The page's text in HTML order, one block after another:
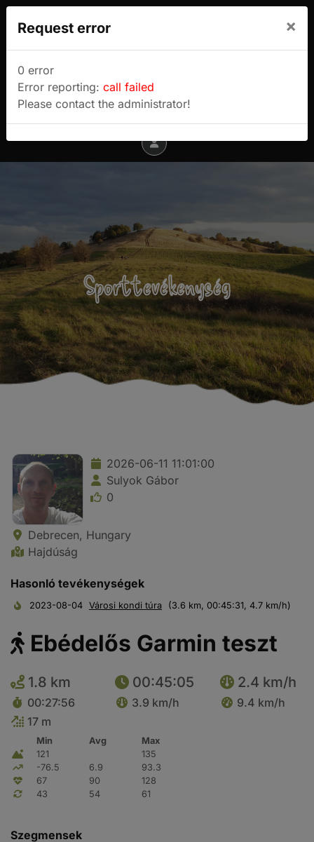
Sulyok Gábor túrablogja
Menu
Sporttevékenység
2026-06-11 11:01:00
Sulyok Gábor
0
Debrecen, Hungary
Hajdúság
Hasonló tevékenységek
2023-08-04 Városi kondi túra (3.6 km, 00:45:31, 4.7 km/h)
Ebédelős Garmin teszt
1.8 km 00:45:05 2.4 km/h
00:27:56 3.9 km/h
9.4 km/h
17 m
Min Avg
Max
121
135
-76.5
6.9
93.3
67
90
128
43
54 61
Szegmensek
Request error ×
0 error
Error reporting: call failed
Please contact the administrator!